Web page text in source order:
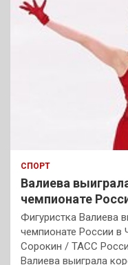
СПОРТ
Валиева
чемпионате
Фигуристка Валиева
чемпионате России
Сорокин / ТАСС
Валиева выиграла